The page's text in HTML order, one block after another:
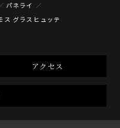
パネライ
ス グラスヒュッテ
アクセス